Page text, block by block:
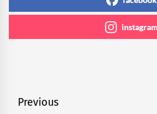
instagram
Navegación
Previous